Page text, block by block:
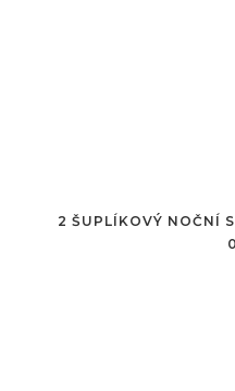
2 ŠUPLÍKOVÝ NOČNÍ